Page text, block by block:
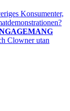
Konsumenter,
Clowner utan